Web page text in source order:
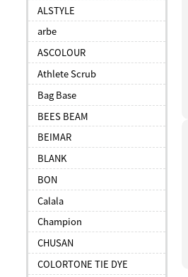
ALSTYLE
arbe
ASCOLOUR
Athlete Scrub
Bag Base
BEES BEAM
BEIMAR
BLANK
BON
Calala
Champion
CHUSAN
COLORTONE TIE DYE